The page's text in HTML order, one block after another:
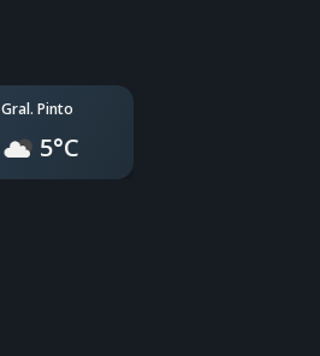
Gral. Pinto
5°C